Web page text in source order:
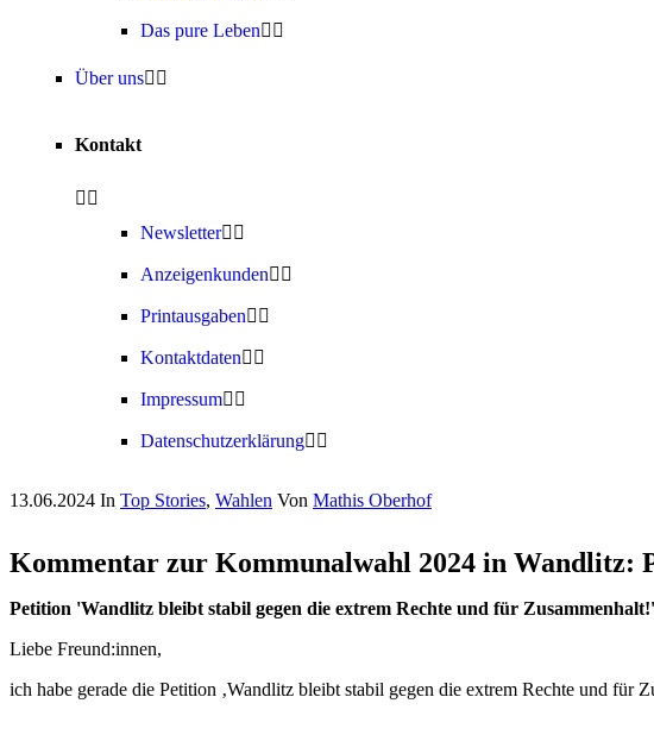
Das pure Leben
Über uns
Kontakt
Newsletter
Anzeigenkunden
Printausgaben
Kontaktdaten
Impressum
Datenschutzerklärung
13.06.2024 In Top Stories, Wahlen Von Mathis Oberhof
Kommentar zur Kommunalwahl 2024 in Wandlitz:
Petition 'Wandlitz bleibt stabil gegen die extrem Rechte und für
Liebe Freund:innen,
ich habe gerade die Petition ‚Wandlitz bleibt stabil gegen die extrem Rechte und